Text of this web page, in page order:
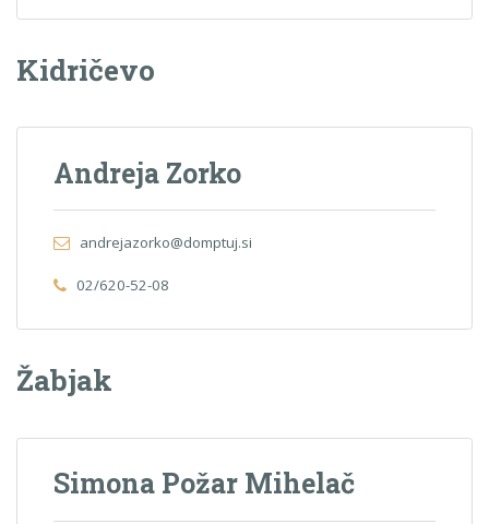
Kidričevo
Andreja Zorko
andrejazorko@domptuj.si
02/620-52-08
Žabjak
Simona Požar Mihelač